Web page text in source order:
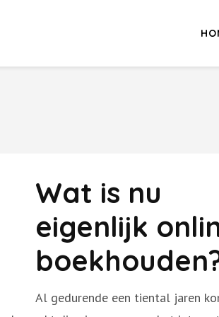
Wat is nu
eigenlijk
Al gedurende een tiental jaren